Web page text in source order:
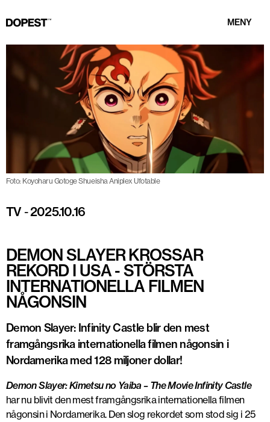
MENY
Foto: Koyoharu Gotoge Shueisha Aniplex Ufotable
TV-2025.10.16
DEMON SLAYER KROSSAR
REKORD I USA - STÖRSTA
INTERNATIONELLA FILMEN
NÅGONSIN
Demon Slayer: Infinity Castle blir den mest
framgångsrika internationella filmen någonsin i
Nordamerika med 128 miljoner dollar!
Demon Slayer: Kimetsu no Yaiba – The Movie Infinity Castle
har nu blivit denmest framgångsrika internationella filmen
någonsin i Nordamerika. Den slog rekordet som stod sig i 25